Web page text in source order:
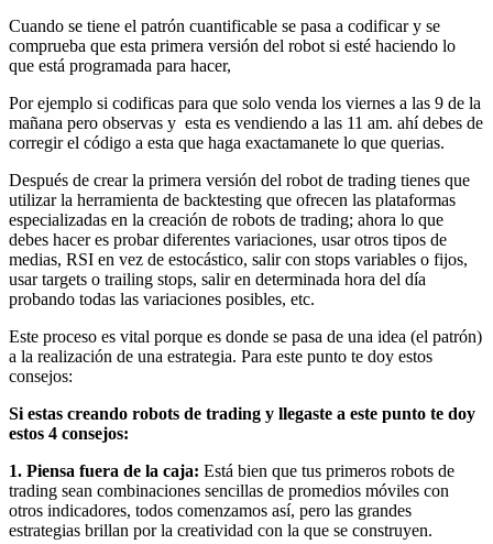
Cuando se tiene el patrón cuantificable se pasa a codificar y se
comprueba que esta primera versión del robot si esté haciendo lo
que está programada para hacer,
Por ejemplo si codificas para que solo venda los viernes a las 9 de la
mañana pero observas y esta es vendiendo a las 11 am. ahí debes de
corregir el código a esta que haga exactamanete lo que querias.
Después de crear la primera versión del robot de trading tienes que
utilizar la herramienta de backtesting que ofrecen las plataformas
especializadas en la creación de robots de trading; ahora lo que
debes hacer es probar diferentes variaciones, usar otros tipos de
medias, RSI en vez de estocástico, salir con stops variables o fijos,
usar targets o trailing stops, salir en determinada hora del día
probando todas las variaciones posibles, etc.
Este proceso es vital porque es donde se pasa de una idea (el patrón)
a la realización de una estrategia. Para este punto te doy estos
consejos:
Si estas creando robots de trading y llegaste a este punto te doy
estos 4 consejos:
1. Piensa fuera de la caja: Está bien que tus primeros robots de
trading sean combinaciones sencillas de promedios móviles con
otros indicadores, todos comenzamos así, pero las grandes
estrategias brillan por la creatividad con la que se construyen.